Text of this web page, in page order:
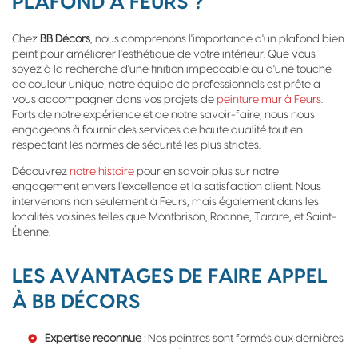
Chez BB Décors, nous comprenons l'importance d'un plafond bien
peint pour améliorer l'esthétique de votre intérieur. Que vous
soyez à la recherche d'une finition impeccable ou d'une touche
de couleur unique, notre équipe de professionnels est prête à
vous accompagner dans vos projets de peinture mur à Feurs.
Forts de notre expérience et de notre savoir-faire, nous nous
engageons à fournir des services de haute qualité tout en
respectant les normes de sécurité les plus strictes.
Découvrez notre histoire pour en savoir plus sur notre
engagement envers l'excellence et la satisfaction client. Nous
intervenons non seulement à Feurs, mais également dans les
localités voisines telles que Montbrison, Roanne, Tarare, et Saint-
Étienne.
LES AVANTAGES DE FAIRE APPEL
À BB DÉCORS
Expertise reconnue: Nos peintres sont formés aux dernières